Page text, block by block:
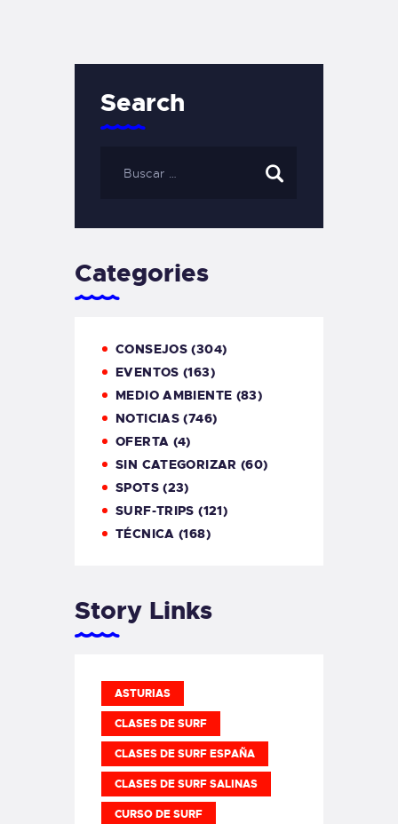
Search
Categories
CONSEJOS (304)
EVENTOS (163)
MEDIO AMBIENTE (83)
NOTICIAS (746)
OFERTA (4)
SIN CATEGORIZAR (60)
SPOTS(23)
SURF-TRIPS (121)
TÉCNICA (168)
Story Links
ASTURIAS
CLASES DE SURF
CLASES DE SURF ESPAÑA
CLASES DE SURF SALINAS
CURSO DE SURF